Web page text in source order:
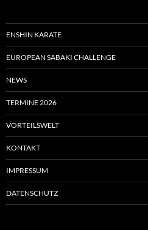
ENSHIN KARATE
EUROPEAN SABAKI CHALLENGE
NEWS
TERMINE 2026
VORTEILSWELT
KONTAKT
IMPRESSUM
DATENSCHUTZ